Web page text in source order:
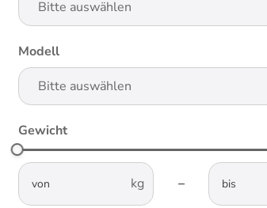
Modell
Gewicht
not-visible
–
not-visible